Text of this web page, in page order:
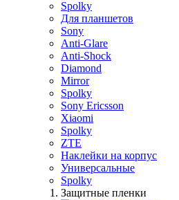
Spolky
Для планшетов
Sony
Anti-Glare
Anti-Shock
Diamond
Mirror
Spolky
Sony Ericsson
Xiaomi
Spolky
ZTE
Наклейки на корпус
Универсальные
Spolky
Защитные пленки